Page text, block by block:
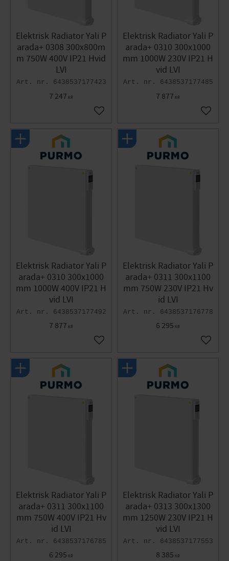
Elektrisk Radiator Yali P
arada+ 0308 300x800m
m 750W 400V IP21 Hvid
LVI
6438537177423
7 247 KR
Gem som favorit
Elektrisk Radiator Yali P
arada+ 0310 300x1000
mm 1000W 230V IP21 H
vid LVI
6438537177485
7 877 KR
Gem
Elektrisk Radiator Yali P
arada+ 0310 300x1000
mm 1000W 400V IP21 H
vid LVI
6438537177492
7 877 KR
Gem som favorit
Elektrisk Radiator Yali P
arada+ 0311 300x1100
mm 750W 230V IP21 Hv
id LVI
6438537176778
6 295 KR
Gem
Elektrisk Radiator Yali P
arada+ 0311 300x1100
mm 750W 400V IP21 Hv
id LVI
6438537176785
6 295 KR
Elektrisk Radiator Yali P
arada+ 0313 300x1300
mm 1250W 230V IP21 H
vid LVI
6438537177553
8 385 KR